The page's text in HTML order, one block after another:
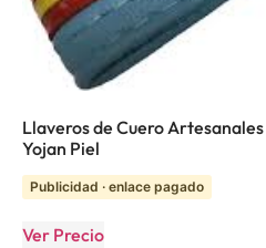
Llaveros de Cuero
Yojan Piel
Publicidad · enlace pagado
Ver Precio